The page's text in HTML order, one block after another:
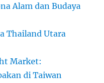
Alam dan Budaya
Thailand Utara
Market:
di Taiwan